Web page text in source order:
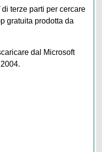
di terze parti per cercare
gratuita prodotta da
dal Microsoft